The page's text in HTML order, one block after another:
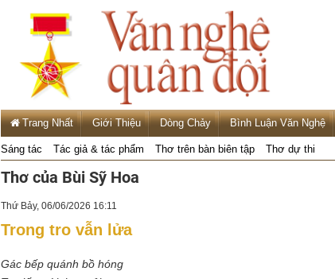
Trang Nhất Giới Thiệu Dòng Chảy Bình Luận Văn Nghệ
Sáng tác Tác giả & tác phẩm Thơ trên bàn biên tập Thơ dự thi
Thơ của Bùi Sỹ Hoa
Thứ Bảy, 06/06/2026 16:11
Trong tro vẫn lửa
Gác bếp quánh bồ hóng